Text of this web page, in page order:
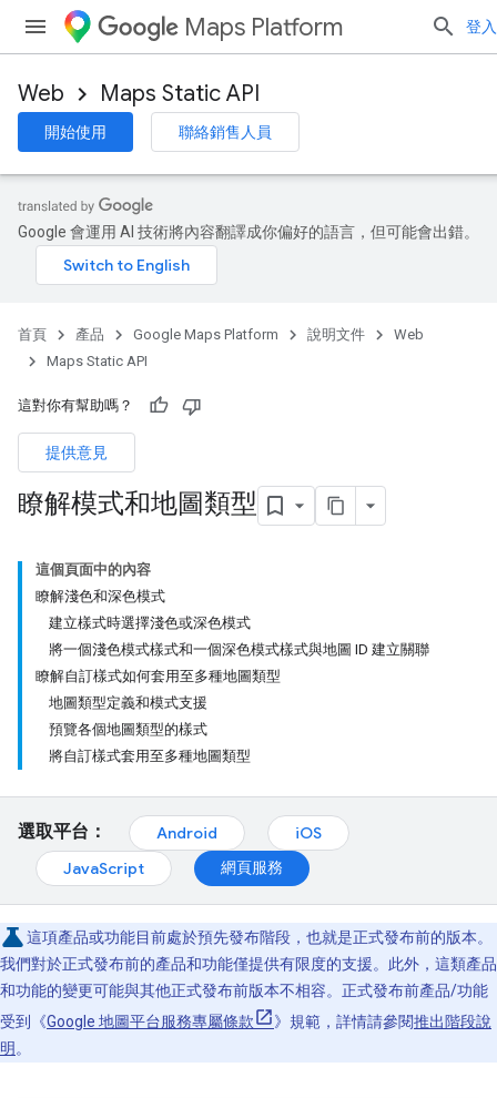
Maps Platform 登入
Web Maps Static API
開始使用 聯絡銷售人員
Google 會運用 AI 技術將內容翻譯成你偏好的語言，但可能會出錯。
首頁 產品 Google Maps Platform 說明文件
Web
Maps Static API
這對你有幫助嗎？
提供意見
瞭解模式和地圖類型
這個頁面中的內容
瞭解淺色和深色模式
建立樣式時選擇淺色或深色模式
將一個淺色模式樣式和一個深色模式樣式與地圖 ID 建立關聯
瞭解自訂樣式如何套用至多種地圖類型
地圖類型定義和模式支援
預覽各個地圖類型的樣式
將自訂樣式套用至多種地圖類型
選取平台： Android
iOS
JavaScript
網頁服務
這項產品或功能目前處於預先發布階段，也就是正式發布前的版本。
我們對於正式發布前的產品和功能僅提供有限度的支援。此外，這類產品
和功能的變更可能與其他正式發布前版本不相容。正式發布前產品/功能
受到《Google 地圖平台服務專屬條款 》規範，詳情請參閱推出階段說
明 。